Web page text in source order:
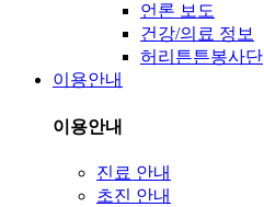
언론 보도
건강/의료 정보
허리튼튼봉사단
이용안내
이용안내
진료 안내
초진 안내